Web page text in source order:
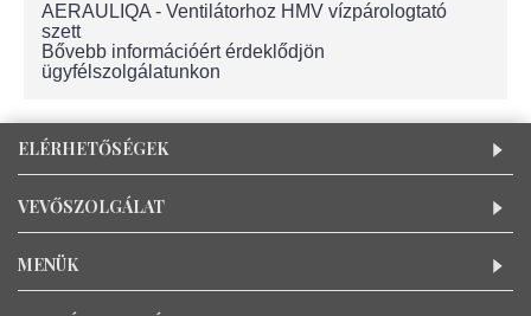
AERAULIQA - Ventilátorhoz HMV vízpárologtató
szett
Bővebb információért érdeklődjön
ügyfélszolgálatunkon
ELÉRHETŐSÉGEK
VEVŐSZOLGÁLAT
MENÜK